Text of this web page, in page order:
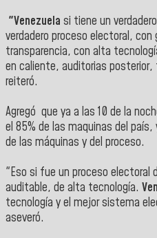
"Venezuela si tiene un
verdadero proceso electoral,
transparencia, con alta
en caliente, auditorias
reiteró.
Agregó que ya a las 10 de la
el 85% de las maquinas del
de las máquinas y del proceso.
"Eso si fue un proceso electoral
auditable, de alta tecnología.
tecnología y el mejor sistema
aseveró.